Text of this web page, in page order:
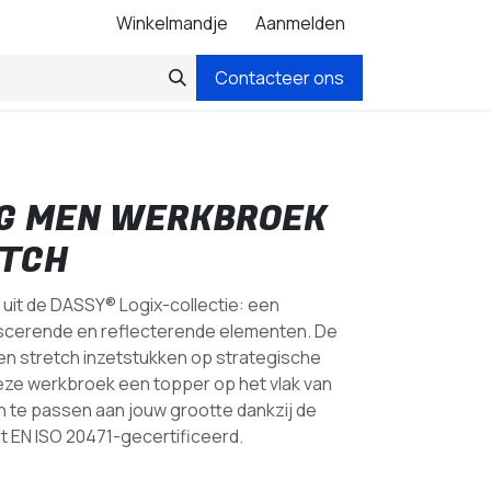
Winkelmandje Aanmelden
Contacteer ons
MEN WERKBROEK
de DASSY® Logix-collectie: een
en reflecterende elementen. De
stretch inzetstukken op strategische
werkbroek een topper op het vlak van
te passen aan jouw grootte dankzij de
EN ISO 20471-gecertificeerd.